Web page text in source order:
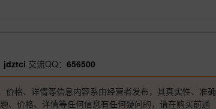
jdztci 交流QQ： 656500
格、详情等信息内容系由经营者发布，其真实性、准确
、价格、详情等任何信息有任何疑问的，请在购买前通